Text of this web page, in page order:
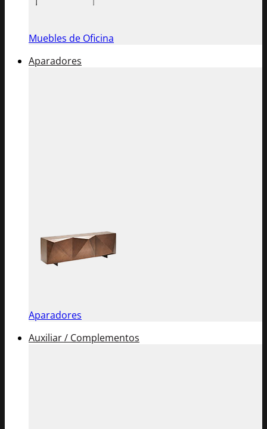
Muebles de Oficina
Aparadores
Aparadores
Auxiliar / Complementos